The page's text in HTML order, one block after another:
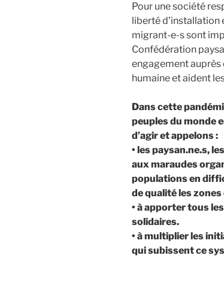
Pour une société
liberté d’installation
migrant-e-s sont
Confédération
engagement
humaine et aident
Dans cette
peuples du monde
d’agir et appelons :
• les paysan.ne.s,
aux maraudes
populations en
de qualité les zones
• à apporter tous
solidaires.
• à multiplier les
qui subissent ce